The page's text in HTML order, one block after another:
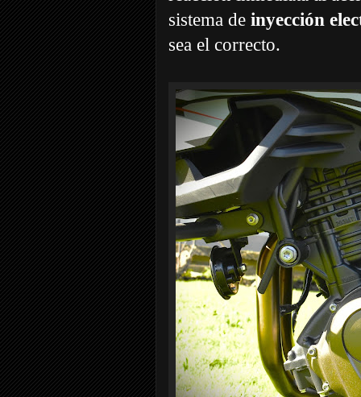
sistema de inyección
sea el correcto.